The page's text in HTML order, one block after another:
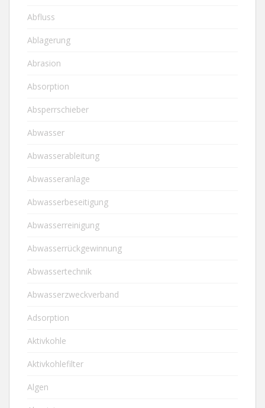
Abfluss
Ablagerung
Abrasion
Absorption
Absperrschieber
Abwasser
Abwasserableitung
Abwasseranlage
Abwasserbeseitigung
Abwasserreinigung
Abwasserrückgewinnung
Abwassertechnik
Abwasserzweckverband
Adsorption
Aktivkohle
Aktivkohlefilter
Algen